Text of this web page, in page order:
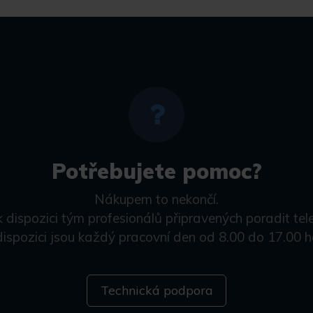
Potřebujete pomoc?
Nákupem to nekončí.
dispozici tým profesionálů připravených poradit
jsou každý pracovní den od 8.00 do 17.00
Technická podpora